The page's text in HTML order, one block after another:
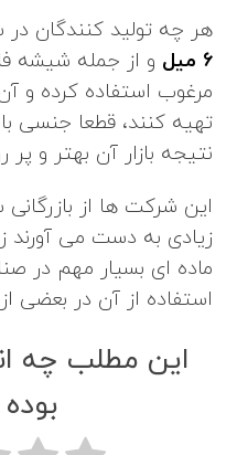
هر چه تولید کنندگان در
6 میل
مرغوب استفاده کرده و
تهیه کنند، قطعا جنسی
نتیجه بازار آن بهتر و
این شرکت ها از
زیادی به دست می آورند
ماده ای بسیار مهم در
استفاده از آن در بعضی
این مطلب چه